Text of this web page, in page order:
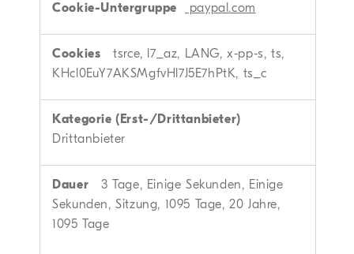
paypal.com
tsrce, l7_az, LANG, x-pp-s, ts,
KHcl0EuY7AKSMgfvHl7J5E7hPtK, ts_c
Drittanbieter
3 Tage, Einige Sekunden, Einige
Sekunden, Sitzung, 1095 Tage, 20 Jahre,
1095 Tage